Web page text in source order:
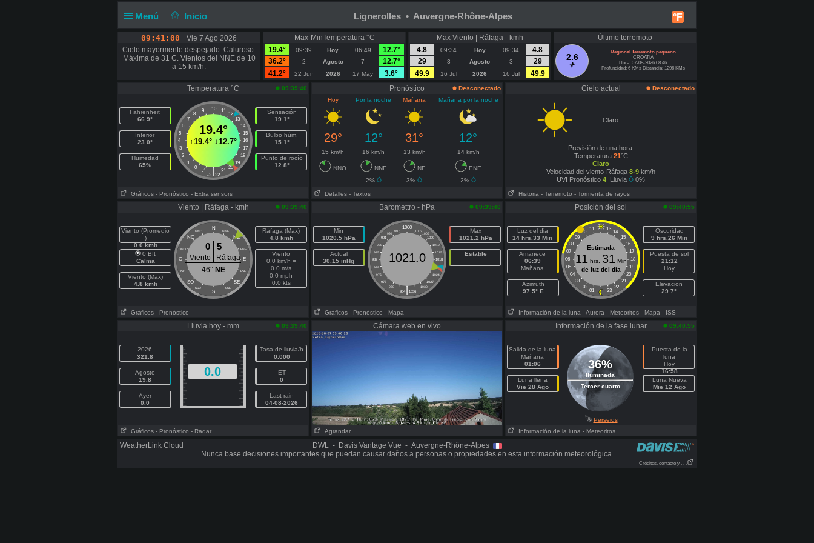
Menú Inicio °F
Lignerolles • Auvergne-Rhône-Alpes
09:41:00
Vie 7 Ago 2026
Cielo mayormente despejado. Caluroso.
Máxima de 31 C. Vientos del NNE de 10
a 15 km/h.
Max-MinTemperatura °C
19.4°
09:39 Hoy 06:49
12.7°
36.2°
2 Agosto 7
12.7°
41.2°
22 Jun 2026 17 May 3.6°
Max Viento | Ráfaga - kmh
4.8
09:34 Hoy 09:34
4.8
29
3 Agosto 3
29
49.9
16 Jul 2026 16 Jul 49.9
Último terremoto
2.6
Regional Terremoto pequeño
CROATIA
Hora: 07-08-2026 08:46
Profundidad: 6 KMs Distancia: 1296 KMs
Temperatura °C 09:39:40
Fahrenheit
66.9°
Interior
23.0°
Humedad
65%
10
9 11
8
12
7
13
6
14
5
15
4
16
3
17
2
18
1
19
0
20
-1 21
|
-2 22
19.4°
↑19.4° ↓12.7°
Sensación
19.1°
Bulbo húm.
15.1°
Punto de rocío
12.8°
Gráficos - Pronóstico - Extra sensors
Pronóstico
Desconectado
Hoy
Por la noche Mañana Mañana por la noche
29° 12° 31° 12°
15 km/h 16 km/h 13 km/h 14 km/h
NNO NNE NE
ENE
-
2% 3%
2%
Detalles - Textos
Cielo actual Desconectado
Claro
Previsión de una hora:
Temperatura 21°C
Claro
Velocidad del viento-Ráfaga 8-9 km/h
UVI Pronóstico 4 Lluvia 0%
Historia - Terremoto - Tormenta de rayos
Viento | Ráfaga - kmh 09:39:40
Viento (Promedio
)
0.0 kmh
0 Bft
Calma
Viento (Max)
4.8 kmh
N
NNO NNE
NO NE
ONO ENE
O E
OSO ESE
SO SE
SSO SSE
S
0 5
Viento
Ráfaga
46° NE
Ráfaga (Max)
4.8 kmh
Viento
0.0 km/h =
0.0 m/s
0.0 mph
0.0 kts
Gráficos - Pronóstico
Baromettro - hPa 09:39:40
Min
1020.5 hPa
Actual
30.15 inHg
1000
997 1003
994
1006
991
1009
988
1012
985
1015
982
1018
979
1021
976
1024
973
1027
970
1030
|
964 1036
1021.0
Max
1021.2 hPa
Estable
Gráficos - Pronóstico - Mapa
Posición del sol 09:40:55
Luz del dia
14 hrs.33 Min
Amanece
06:39
Mañana
Azimuth
97.5° E
11 13
10
14
09
15
08
16
07
17
06
18
05
19
04
20
03
21
02
22
01 23
Estimada
11 hrs. 31 Min
de luz del día
Oscuridad
9 hrs.26 Min
Puesta de sol
21:12
Hoy
Elevacion
29.7°
Información de la luna - Aurora - Meteoritos - Mapa - ISS
Lluvia hoy - mm 09:39:40
2026
321.8
Agosto
19.8
Ayer
0.0
0.0
Tasa de lluvia/h
0.000
ET
0
Last rain
04-08-2026
Gráficos - Pronóstico - Radar
Cámara web en vivo
Agrandar
Información de la fase lunar 09:40:55
Salida de la luna
Mañana
01:06
Luna llena
Vie 28 Ago
36%
Iluminada
Tercer cuarto
Puesta de la
luna
Hoy
16:58
Luna Nueva
Mie 12 Ago
Perseids
Información de la luna - Meteoritos
WeatherLink Cloud
DWL - Davis Vantage Vue - Auvergne-Rhône-Alpes
Nunca base decisiones importantes que puedan causar daños a personas o propiedades en esta información meteorológica.
Créditos, contacto y . . .